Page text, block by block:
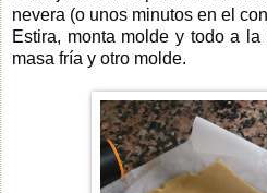
nevera (o unos minutos en el
Estira, monta molde y todo a
masa fría y otro molde.